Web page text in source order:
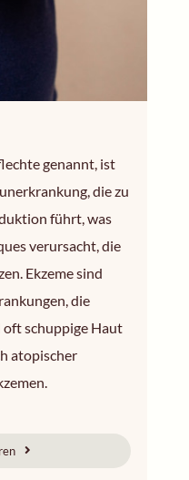
genannt, ist
die zu
führt, was
verursacht, die
Ekzeme sind
die
schuppige Haut
atopischer